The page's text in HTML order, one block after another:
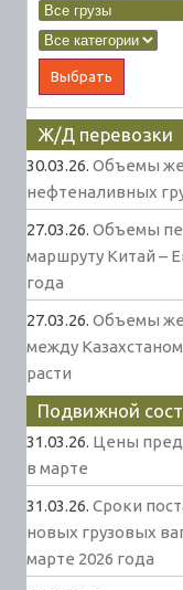
Ж/Д перевозки
30.03.26. Объемы
нефтеналивных
27.03.26. Объемы
маршруту Китай –
года
27.03.26. Объемы
между
расти
Подвижной
31.03.26. Цены
в марте
31.03.26. Сроки
новых грузовых
марте 2026 года